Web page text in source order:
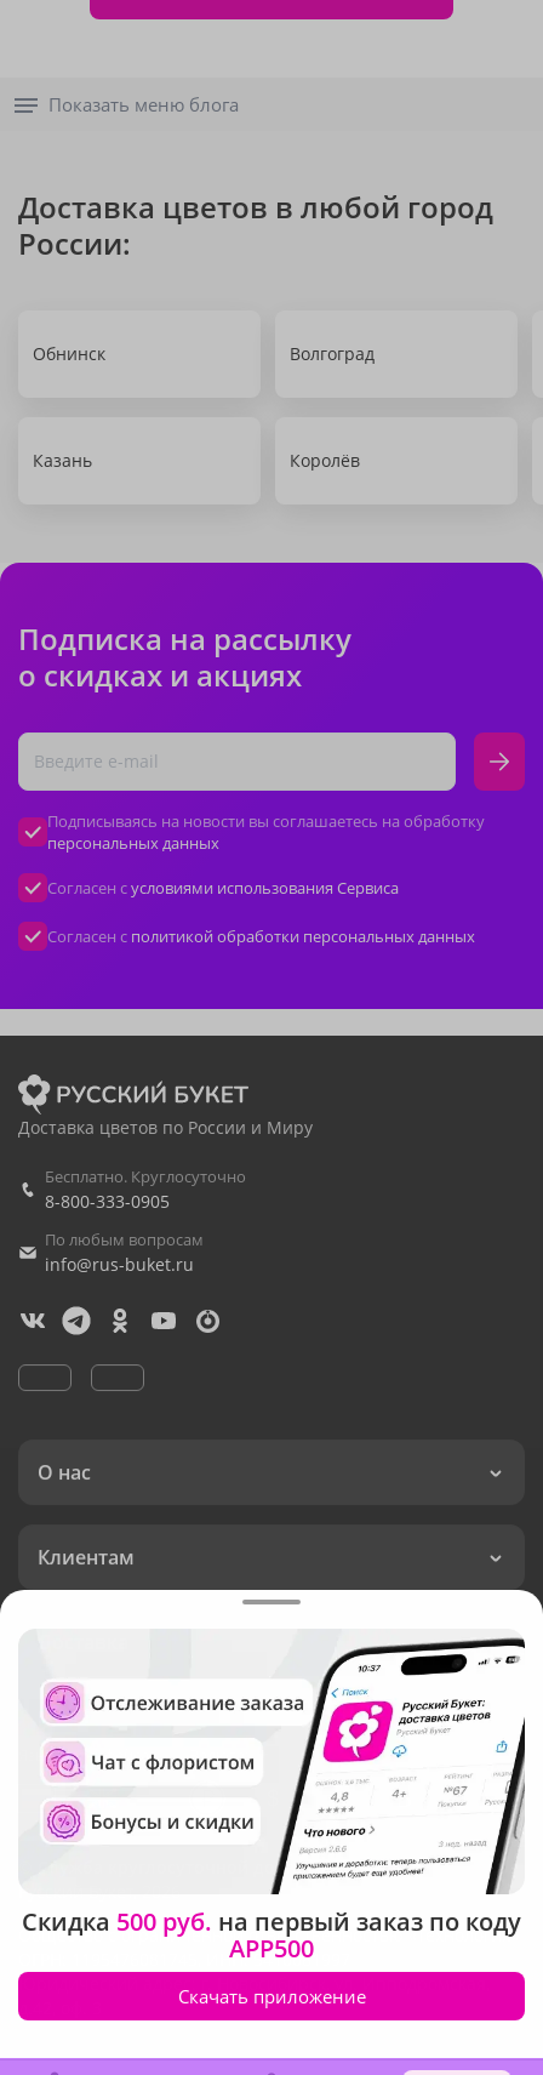
Показать меню блога
Доставка цветов в любой город
России:
Обнинск Волгоград
Казань Королёв
Подписка на рассылку
о скидках и акциях
Подписываясь на новости вы соглашаетесь на обработку
персональных данных
Согласен сусловиями использования Сервиса
Согласен с политикой обработки персональных данных
Доставка цветов по России и Миру
Бесплатно. Круглосуточно
8-800-333-0905
По любым вопросам
info@rus-buket.ru
О нас
Клиентам
Язык интерфейса: Валюта:
Служба круглосуточной доставки цветов
Русский Букет, 2026
Общество с ограниченной ответственностью «Технология»
ОГРН: 1195476081745, ИНН: 5410081997
Юридический адрес: г. Новосибирск, ул. Ипподромская,
д.42, оф. 3
Скидка 500 руб. на первый заказ по коду
APP500
Скачать приложение